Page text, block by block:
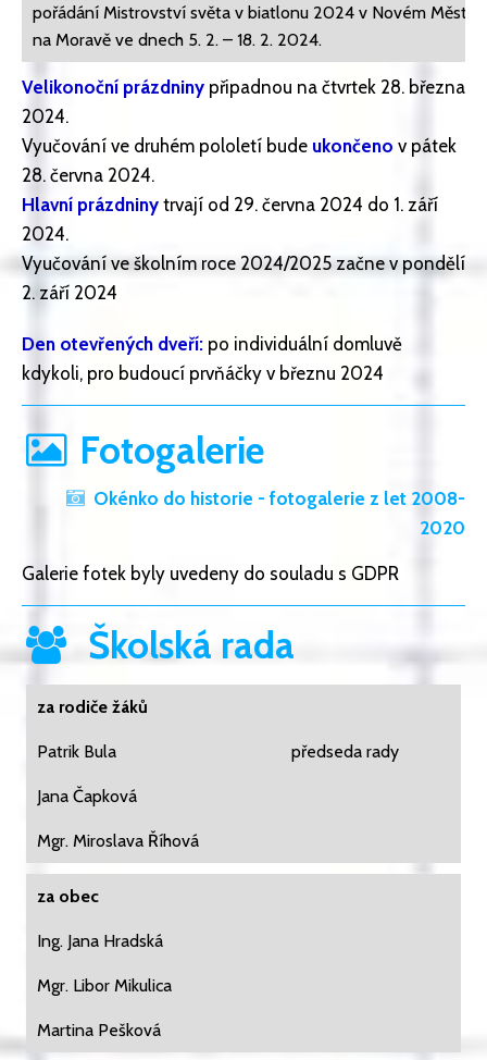
pořádání Mistrovství světa v biatlonu 2024 v Novém Městě
na Moravě ve dnech 5. 2. – 18. 2. 2024.
Velikonoční prázdniny připadnou na čtvrtek 28. března
2024.
Vyučování ve druhém pololetí bude ukončeno v pátek
28. června 2024.
Hlavní prázdniny trvají od 29. června 2024 do 1. září
2024.
Vyučování ve školním roce 2024/2025 začne v pondělí
2. září 2024
Den otevřených dveří: po individuální domluvě
kdykoli, pro budoucí prvňáčky v březnu 2024
Fotogalerie
Okénko do historie - fotogalerie z let 2008-
2020
Galerie fotek byly uvedeny do souladu s GDPR
Školská rada
za rodiče žáků
Patrik Bula předseda rady
Jana Čapková
Mgr. Miroslava Říhová
za obec
Ing. Jana Hradská
Mgr. Libor Mikulica
Martina Pešková